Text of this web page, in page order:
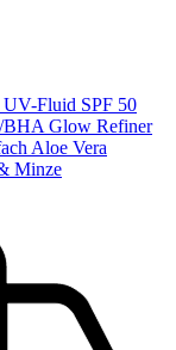
Fluid SPF 50
Glow Refiner
Aloe Vera
Minze